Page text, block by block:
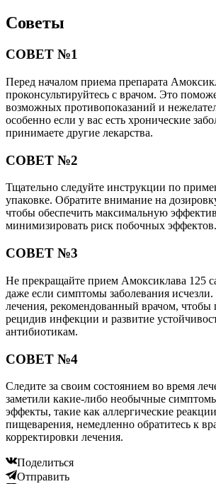
Советы
СОВЕТ №1
Перед началом приема препарата
проконсультируйтесь с врачом. Это
возможных противопоказаний и
особенно если у вас есть хронические
принимаете другие лекарства.
СОВЕТ №2
Тщательно следуйте инструкции по
упаковке. Обратите внимание на
чтобы обеспечить максимальную
минимизировать риск побочных эффектов.
СОВЕТ №3
Не прекращайте прием Амоксиклава 125
даже если симптомы заболевания
лечения, рекомендованный врачом, чтобы
рецидив инфекции и развитие
антибиотикам.
СОВЕТ №4
Следите за своим состоянием во время
заметили какие-либо необычные
эффекты, такие как аллергические
пищеварения, немедленно обратитесь к
корректировки лечения.
Поделиться
Отправить